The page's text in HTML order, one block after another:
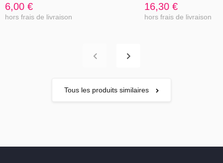
6,00 €
hors frais de livraison
16,30 €
hors frais de livraison
Tous les produits similaires